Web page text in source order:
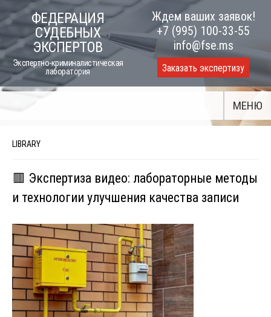
to
content
ФЕДЕРАЦИЯ
СУДЕБНЫХ
ЭКСПЕРТОВ
Экспертно-криминалистическая
лаборатория
Ждем ваших заявок!
+7 (995) 100-33-55
info@fse.ms
Заказать экспертизу
МЕНЮ
LIBRARY
🟥 Экспертиза видео: лабораторные методы
и технологии улучшения качества записи